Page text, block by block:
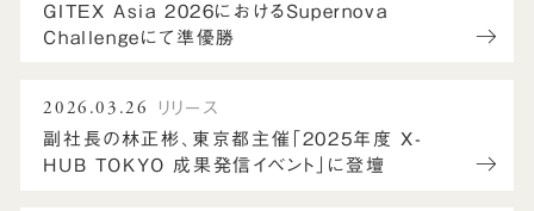
GITEX Asia 2026におけるSupernova
Challengeにて準優勝
2026.03.26
リリース
副社長の林正彬、東京都主催「2025年度 X-
HUB TOKYO 成果発信イベント」に登壇